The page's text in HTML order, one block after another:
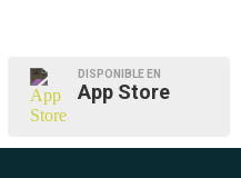
DISPONIBLE EN
App Store